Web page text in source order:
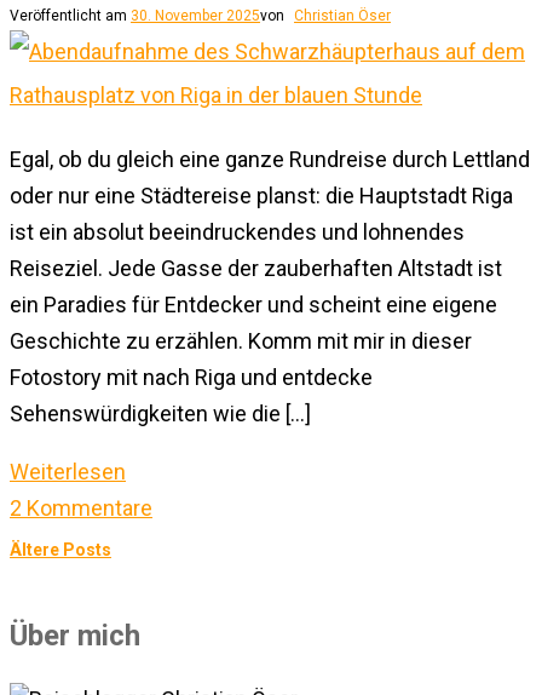
Veröffentlicht am 30. November 2025von Christian Öser
Egal, ob du gleich eine ganze Rundreise durch Lettland
oder nur eine Städtereise planst: die Hauptstadt Riga
ist ein absolut beeindruckendes und lohnendes
Reiseziel. Jede Gasse der zauberhaften Altstadt ist
ein Paradies für Entdecker und scheint eine eigene
Geschichte zu erzählen. Komm mit mir in dieser
Fotostory mit nach Riga und entdecke
Sehenswürdigkeiten wie die […]
Weiterlesen
2 Kommentare
BEITRAGSNAVIGATION
Ältere Posts
Über mich